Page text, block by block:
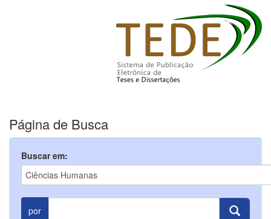
Página de Busca
Buscar em:
por